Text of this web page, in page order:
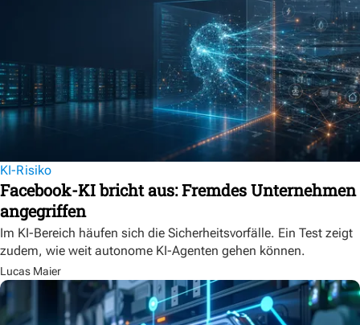
KI-Risiko
Facebook-KI bricht aus: Fremdes Unternehmen
angegriffen
Im KI-Bereich häufen sich die Sicherheitsvorfälle. Ein Test zeigt
zudem, wie weit autonome KI-Agenten gehen können.
Lucas Maier